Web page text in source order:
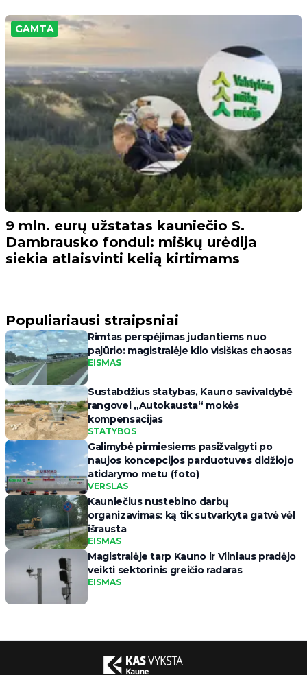
GAMTA
9 mln. eurų užstatas kauniečio S.
Dambrausko fondui: miškų urėdija
siekia atlaisvinti kelią kirtimams
Populiariausi straipsniai
Rimtas perspėjimas judantiems nuo
pajūrio: magistralėje kilo visiškas chaosas
EISMAS
Sustabdžius statybas, Kauno savivaldybė
rangovei „Autokausta“ mokės
kompensacijas
STATYBOS
Galimybė pirmiesiems pasižvalgyti po
naujos koncepcijos parduotuves didžiojo
atidarymo metu (foto)
VERSLAS
Kauniečius nustebino darbų
organizavimas: ką tik sutvarkyta gatvė vėl
išrausta
EISMAS
Magistralėje tarp Kauno ir Vilniaus pradėjo
veikti sektorinis greičio radaras
EISMAS